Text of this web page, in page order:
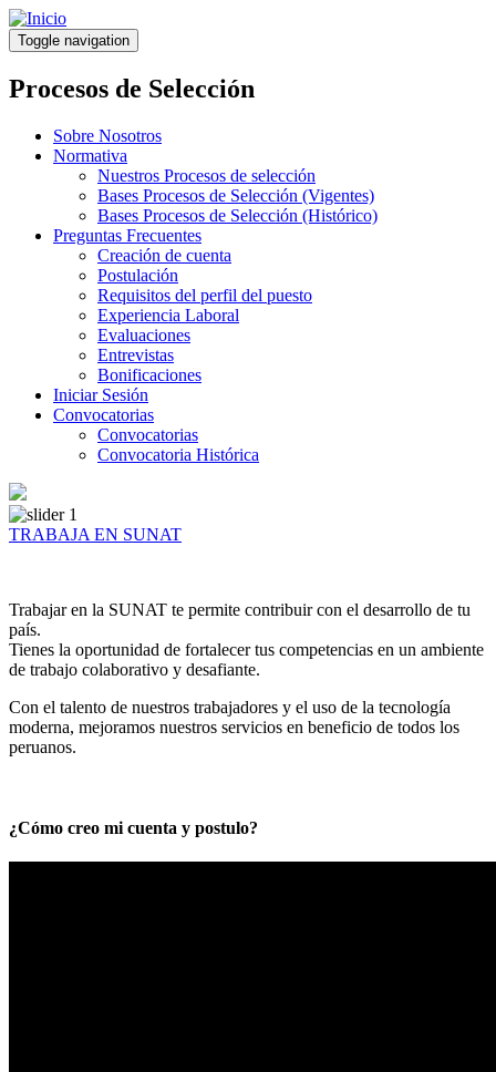
Pasar
al
contenido
principal
Toggle navigation
Procesos de Selección
Sobre Nosotros
Normativa
Nuestros Procesos de selección
Bases Procesos de Selección (Vigentes)
Bases Procesos de Selección (Histórico)
Preguntas Frecuentes
Creación de cuenta
Postulación
Requisitos del perfil del puesto
Experiencia Laboral
Evaluaciones
Entrevistas
Bonificaciones
Iniciar Sesión
Convocatorias
Convocatorias
Convocatoria Histórica
TRABAJA EN SUNAT
Trabajar en la SUNAT te permite contribuir con el desarrollo de tu
país.
Tienes la oportunidad de fortalecer tus competencias en un ambiente
de trabajo colaborativo y desafiante.
Con el talento de nuestros trabajadores y el uso de la tecnología
moderna, mejoramos nuestros servicios en beneficio de todos los
peruanos.
¿Cómo creo mi cuenta y postulo?